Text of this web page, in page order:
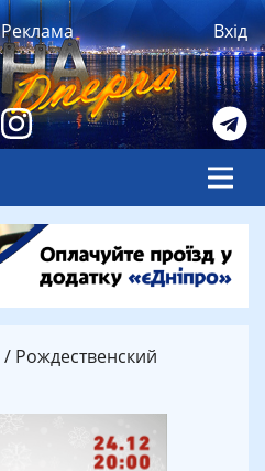
Реклама Вхід
/ Рождественский